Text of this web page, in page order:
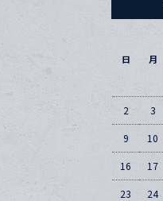
日 月
2 3
9 10
16 17
23 24